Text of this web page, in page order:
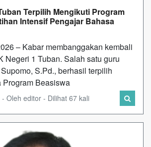
Terpilih Mengikuti Program
Intensif Pengajar Bahasa
– Kabar membanggakan kembali
Negeri 1 Tuban. Salah satu guru
S.Pd., berhasil terpilih
Beasiswa
Oleh editor - Dilihat 67 kali